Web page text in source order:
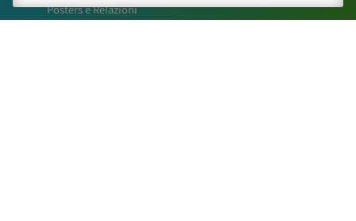
Posters e Relazioni